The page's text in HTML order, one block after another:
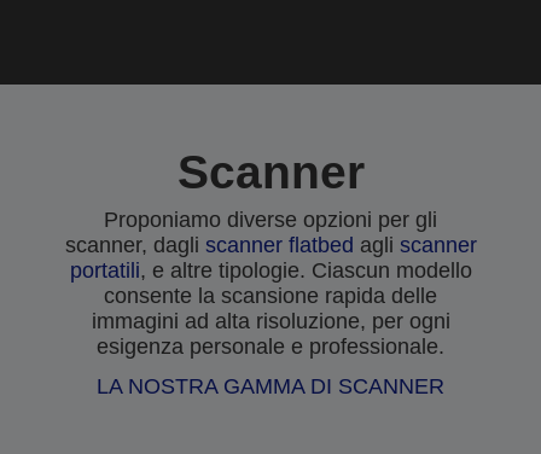
Scanner
Proponiamo diverse opzioni per gli
scanner, dagli scanner flatbed agli scanner
portatili, e altre tipologie. Ciascun modello
consente la scansione rapida delle
immagini ad alta risoluzione, per ogni
esigenza personale e professionale.
LA NOSTRA GAMMA DI SCANNER